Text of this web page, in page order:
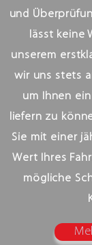
und
lässt keine
unserem
wir uns stets
um Ihnen
liefern zu
Sie mit einer
Wert Ihres
mögliche